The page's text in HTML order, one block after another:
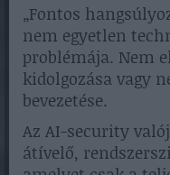
„Fontos
nem egyetlen
problémája. Nem
kidolgozása vagy
bevezetése.
Az AI-security
átívelő,